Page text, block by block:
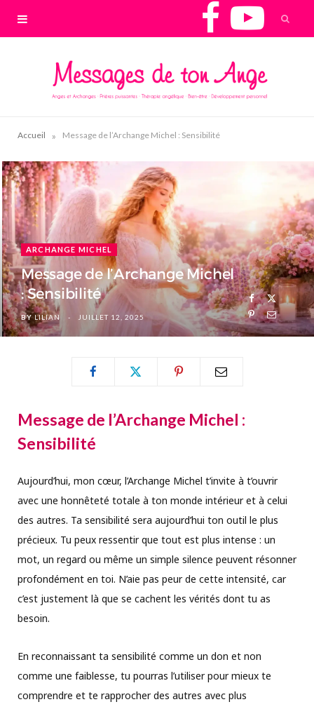
F
a
c
o
k
Y
u
u
b
e
Accueil » Message de l’Archange Michel : Sensibilité
ARCHANGE MICHEL
Message de l’Archange Michel
: Sensibilité
BY LILIAN JUILLET 12, 2025
Message de l’Archange Michel :
Sensibilité
Aujourd’hui, mon cœur, l’Archange Michel t’invite à t’ouvrir
avec une honnêteté totale à ton monde intérieur et à celui
des autres. Ta sensibilité sera aujourd’hui ton outil le plus
précieux. Tu peux ressentir que tout est plus intense : un
mot, un regard ou même un simple silence peuvent résonner
profondément en toi. N’aie pas peur de cette intensité, car
c’est justement là que se cachent les vérités dont tu as
besoin.
En reconnaissant ta sensibilité comme un don et non
comme une faiblesse, tu pourras l’utiliser pour mieux te
comprendre et te rapprocher des autres avec plus